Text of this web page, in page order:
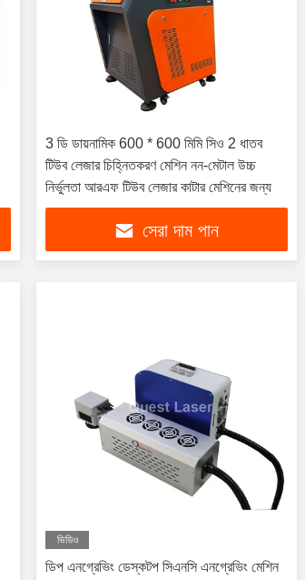
3 ডি ডায়নামিক 600 * 600 মিমি সিও 2 ধাতব
টিউব লেজার চিহ্নিতকরণ মেশিন নন-মেটাল উচ্চ
নির্ভুলতা আরএফ টিউব লেজার কাটার মেশিনের জন্য
সেরা দাম পান
ভিডিও
ডিপ এনগ্রেভিং ডেস্কটপ সিএনসি এনগ্রেভিং মেশিন